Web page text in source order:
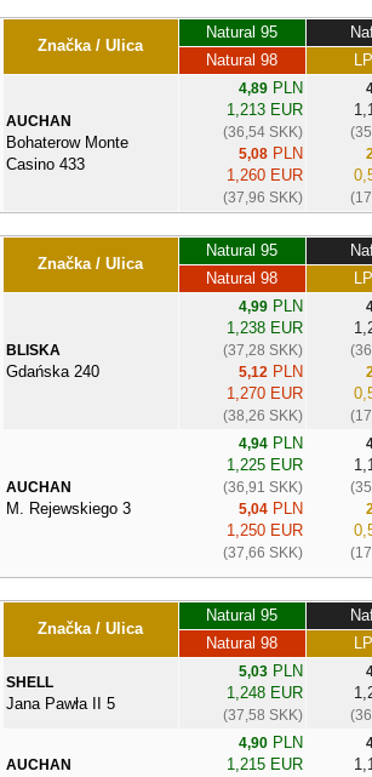
Značka / Ulica
Natural 95
Natural 98
AUCHAN
Bohaterow Monte
Casino 433
4,89PLN
1,213 EUR
(36,54 SKK)
5,08PLN
1,260 EUR
(37,96 SKK)
Značka / Ulica
Natural 95
Natural 98
BLISKA
Gdańska 240
4,99PLN
1,238 EUR
(37,28 SKK)
5,12 PLN
1,270 EUR
(38,26 SKK)
AUCHAN
M. Rejewskiego 3
4,94PLN
1,225 EUR
(36,91 SKK)
5,04PLN
1,250 EUR
(37,66 SKK)
Značka / Ulica
Natural 95
Natural 98
SHELL
Jana Pawła II 5
5,03PLN
1,248 EUR
(37,58 SKK)
AUCHAN
4,90PLN
1,215 EUR